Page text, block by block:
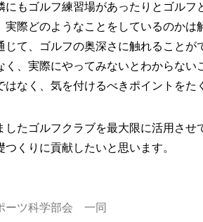
にもゴルフ練習場があったりとゴルフ
実際どのようなことをしているのかは
じて、ゴルフの奥深さに触れることが
く、実際にやってみないとわからな
なく、気を付けるべきポイントをた
したゴルフクラブを最大限に活用さ
くりに貢献したいと思います。
ーツ科学部会 一同